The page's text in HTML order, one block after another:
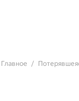
Главное